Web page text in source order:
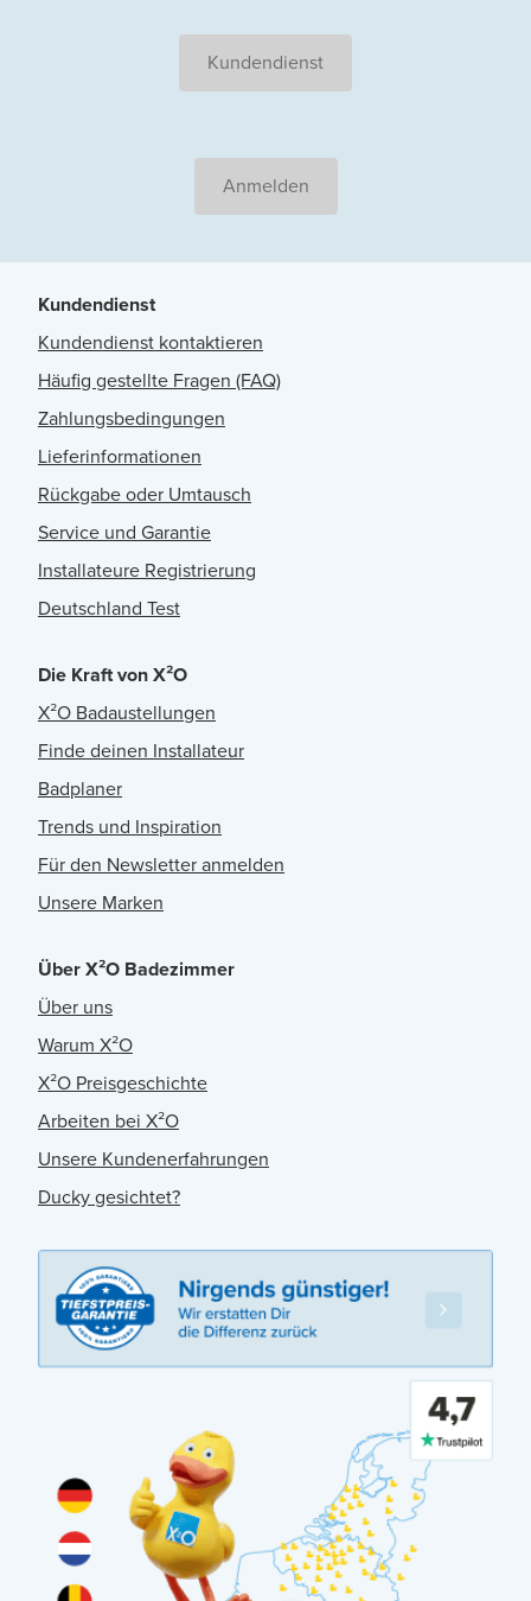
Kundendienst
Anmelden
Kundendienst
Kundendienst kontaktieren
Häufig gestellte Fragen (FAQ)
Zahlungsbedingungen
Lieferinformationen
Rückgabe oder Umtausch
Service und Garantie
Installateure Registrierung
Deutschland Test
Die Kraft von X²O
X²O Badaustellungen
Finde deinen Installateur
Badplaner
Trends und Inspiration
Für den Newsletter anmelden
Unsere Marken
Über X²O Badezimmer
Über uns
Warum X²O
X²O Preisgeschichte
Arbeiten bei X²O
Unsere Kundenerfahrungen
Ducky gesichtet?